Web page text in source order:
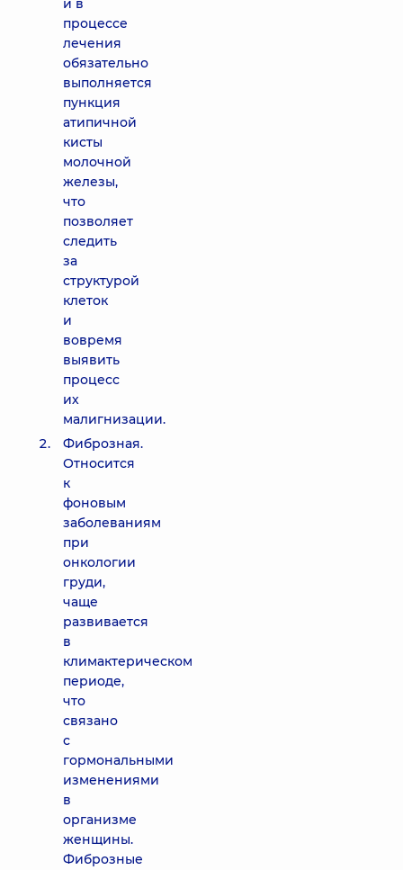
и в
процессе
лечения
обязательно
выполняется
пункция
атипичной
кисты
молочной
железы,
что
позволяет
следить
за
структурой
клеток
и
вовремя
выявить
процесс
их
малигнизации.
Фиброзная.
Относится
к
фоновым
заболеваниям
при
онкологии
груди,
чаще
развивается
в
климактерическом
периоде,
что
связано
с
гормональными
изменениями
в
организме
женщины.
Фиброзные